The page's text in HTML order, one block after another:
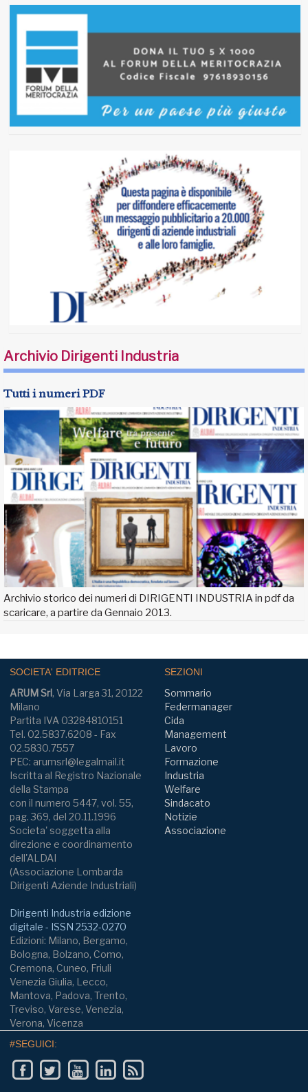
Archivio Dirigenti Industria
Tutti i numeri PDF
Archivio storico dei numeri di DIRIGENTI INDUSTRIA in pdf da
scaricare, a partire da Gennaio 2013.
SOCIETA' EDITRICE
ARUM Srl, Via Larga 31, 20122
Milano
Partita IVA 03284810151
Tel. 02.5837.6208 - Fax
02.5830.7557
PEC: arumsrl@legalmail.it
Iscritta al Registro Nazionale
della Stampa
con il numero 5447, vol. 55,
pag. 369, del 20.11.1996
Societa' soggetta alla
direzione e coordinamento
dell'ALDAI
(Associazione Lombarda
Dirigenti Aziende Industriali)
Dirigenti Industria edizione
digitale - ISSN 2532-0270
Edizioni: Milano, Bergamo,
Bologna, Bolzano, Como,
Cremona, Cuneo, Friuli
Venezia Giulia, Lecco,
Mantova, Padova, Trento,
Treviso, Varese, Venezia,
Verona, Vicenza
SEZIONI
Sommario
Federmanager
Cida
Management
Lavoro
Formazione
Industria
Welfare
Sindacato
Notizie
Associazione
#SEGUICI: